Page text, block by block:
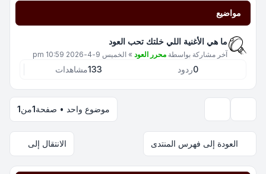
مواضيع
ما هي الأغنية اللي خلتك تحب العود
آخر مشاركة بواسطة محرر العود » الخميس 9-4-2026 10:59 pm
0ردود 133مشاهدات
موضوع واحد • صفحة1من1
العودة إلى فهرس المنتدى الانتقال إلى